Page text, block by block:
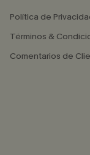
Política de
Términos &
Comentarios de